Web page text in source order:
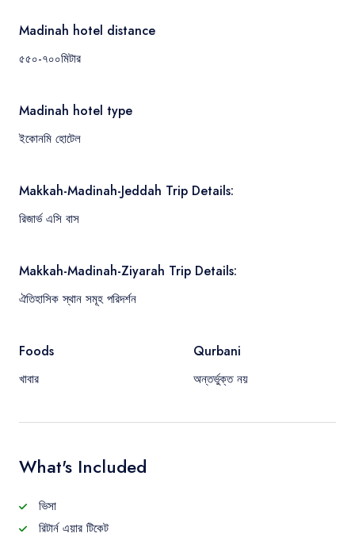
Madinah hotel distance
৫৫০-৭০০মিটার
Madinah hotel type
ইকোনমি হোটেল
Makkah-Madinah-Jeddah Trip Details:
রিজার্ভ এসি বাস
Makkah-Madinah-Ziyarah Trip Details:
ঐতিহাসিক স্থান সমূহ পরিদর্শন
Foods
খাবার
Qurbani
অন্তর্ভুক্ত নয়
What's Included
ভিসা
রিটার্ন এয়ার টিকেট